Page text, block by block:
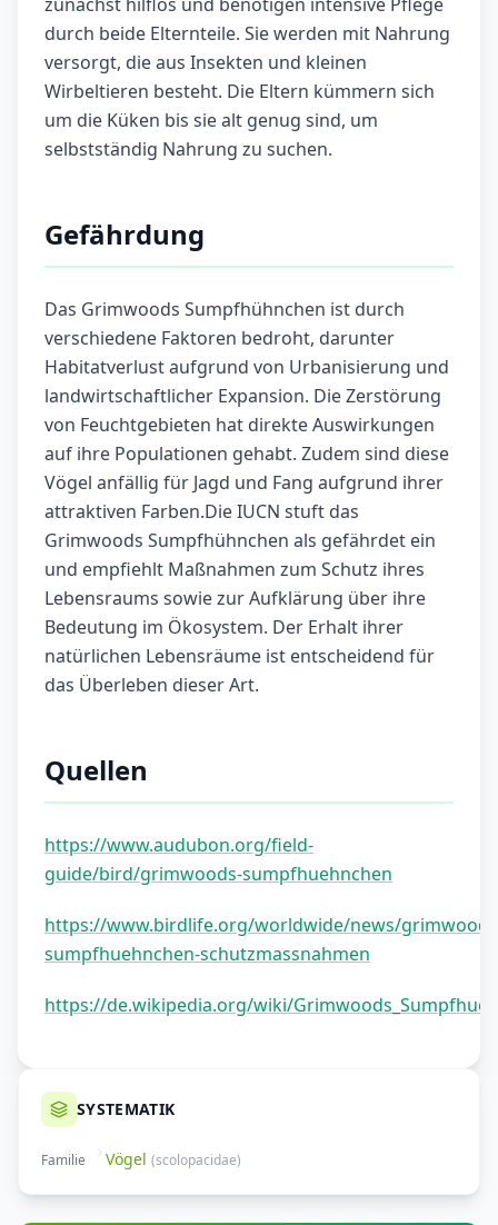
durch beide Elternteile. Sie werden mit Nahrung
versorgt, die aus Insekten und kleinen
Wirbeltieren besteht. Die Eltern kümmern sich
um die Küken bis sie alt genug sind, um
selbstständig Nahrung zu suchen.
Gefährdung
Das Grimwoods Sumpfhühnchen ist durch
verschiedene Faktoren bedroht, darunter
Habitatverlust aufgrund von Urbanisierung und
landwirtschaftlicher Expansion. Die Zerstörung
von Feuchtgebieten hat direkte Auswirkungen
auf ihre Populationen gehabt. Zudem sind diese
Vögel anfällig für Jagd und Fang aufgrund ihrer
attraktiven Farben.Die IUCN stuft das
Grimwoods Sumpfhühnchen als gefährdet ein
und empfiehlt Maßnahmen zum Schutz ihres
Lebensraums sowie zur Aufklärung über ihre
Bedeutung im Ökosystem. Der Erhalt ihrer
natürlichen Lebensräume ist entscheidend für
das Überleben dieser Art.
Quellen
https://www.audubon.org/field-
guide/bird/grimwoods-sumpfhuehnchen
https://www.birdlife.org/worldwide/news/
sumpfhuehnchen-schutzmassnahmen
https://de.wikipedia.org/wiki/
SYSTEMATIK
Familie Vögel (scolopacidae)